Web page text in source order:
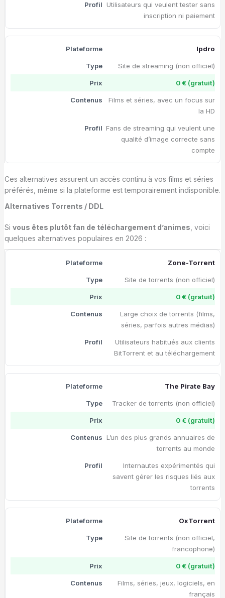
Utilisateurs qui veulent tester sans
inscription ni paiement
Ipdro
Site de streaming (non officiel)
0 € (gratuit)
Films et séries, avec un focus sur
la HD
Fans de streaming qui veulent une
qualité d’image correcte sans
compte
Ces alternatives assurent un accès continu à vos films et séries
préférés, même si la plateforme est temporairement indisponible.
Alternatives Torrents / DDL
Si vous êtes plutôt fan de téléchargement d’animes , voici
quelques alternatives populaires en 2026 :
Zone-Torrent
Site de torrents (non officiel)
0 € (gratuit)
Large choix de torrents (films,
séries, parfois autres médias)
Utilisateurs habitués aux clients
BitTorrent et au téléchargement
The Pirate Bay
Tracker de torrents (non officiel)
0 € (gratuit)
L’un des plus grands annuaires de
torrents au monde
Internautes expérimentés qui
savent gérer les risques liés aux
torrents
OxTorrent
Site de torrents (non officiel,
francophone)
0 € (gratuit)
Films, séries, jeux, logiciels, en
français